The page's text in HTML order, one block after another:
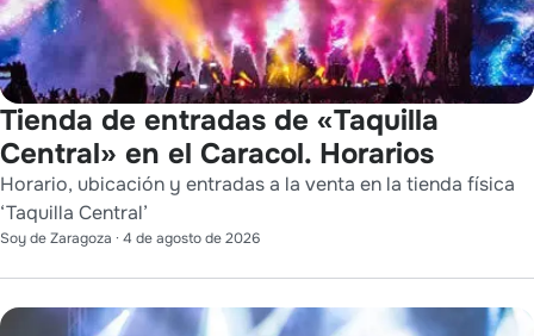
Tienda de entradas de «Taquilla
Central» en el Caracol. Horarios
Horario, ubicación y entradas a la venta en la tienda física
‘Taquilla Central’
Soy de Zaragoza · 4 de agosto de 2026